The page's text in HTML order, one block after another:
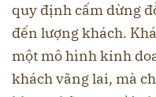
quy định cấm dừng
đến lượng khách.
một mô hình kinh
khách vãng lai, mà